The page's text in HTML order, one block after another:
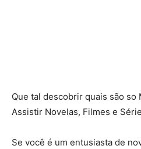
Que tal descobrir quais são
Assistir Novelas, Filmes e
Se você é um entusiasta de